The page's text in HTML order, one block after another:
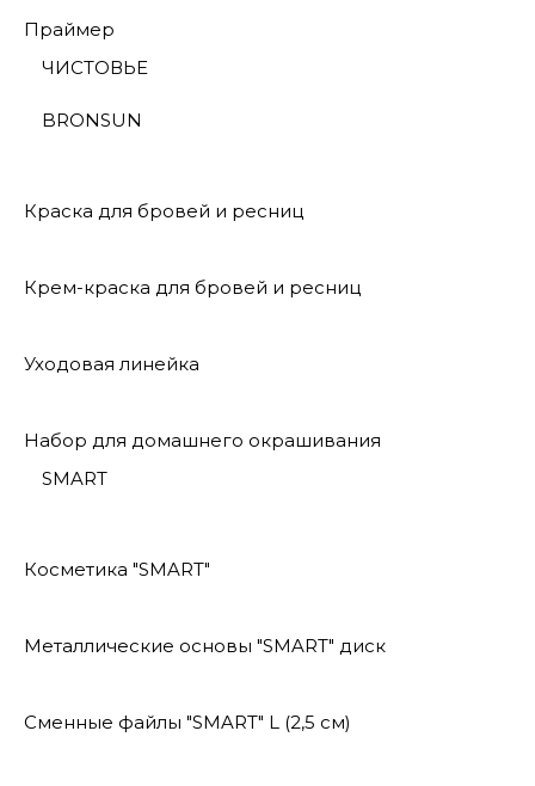
Праймер
ЧИСТОВЬЕ
BRONSUN
Краска для бровей и ресниц
Крем-краска для бровей и ресниц
Уходовая линейка
Набор для домашнего окрашивания
SMART
Косметика "SMART"
Металлические основы "SMART" диск
Сменные файлы "SMART" L (2,5 см)